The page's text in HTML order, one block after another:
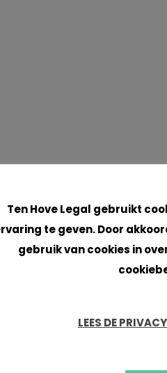
Ten Hove Legal gebruikt
te geven. Door
gebruik van cookies in
LEES DE